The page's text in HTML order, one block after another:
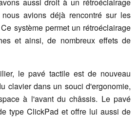
aussi droit à un rétroéclairage
avions déjà rencontré sur les
système permet un rétroéclairage
et ainsi, de nombreux effets de
le pavé tactile est de nouveau
clavier dans un souci d'ergonomie,
à l'avant du châssis. Le pavé
type ClickPad et offre lui aussi de